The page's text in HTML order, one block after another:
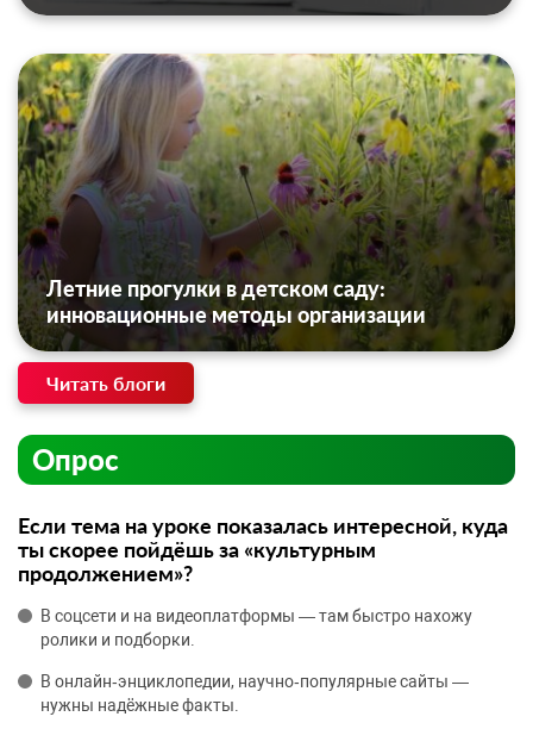
Летние прогулки в детском саду:
инновационные методы организации
Читать блоги
Опрос
Если тема на уроке показалась интересной, куда
ты скорее пойдёшь за «культурным
продолжением»?
В соцсети и на видеоплатформы — там быстро нахожу
ролики и подборки.
В онлайн‑энциклопедии, научно‑популярные сайты —
нужны надёжные факты.